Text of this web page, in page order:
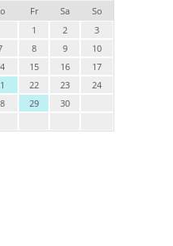
Fr Sa
So
1
2
3
8 9
10
15 16
17
22 23
24
29 30